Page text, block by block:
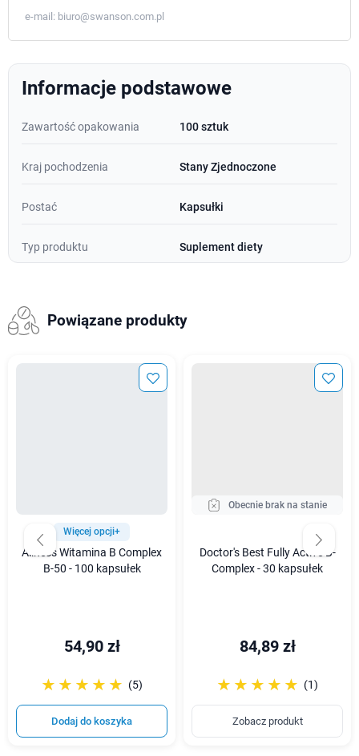
e-mail: biuro@swanson.com.pl
Informacje podstawowe
Zawartość opakowania 100 sztuk
Kraj pochodzenia Stany Zjednoczone
Postać Kapsułki
Typ produktu Suplement diety
Powiązane produkty
Więcej opcji+
Aliness Witamina B Complex
B-50 - 100 kapsułek
54,90 zł
☆☆☆☆☆
★★★★★ (5)
Dodaj do koszyka
Obecnie brak na stanie
Doctor's Best Fully Active B-
Complex - 30 kapsułek
84,89 zł
☆☆☆☆☆
★★★★★ (1)
Zobacz produkt